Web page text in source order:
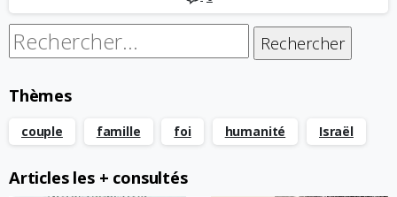
Rechercher :
Thèmes
couple famille foi humanité Israël
Articles les + consultés